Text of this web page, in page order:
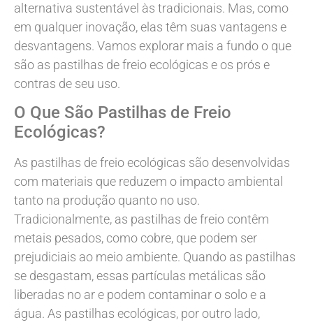
alternativa sustentável às tradicionais. Mas, como
em qualquer inovação, elas têm suas vantagens e
desvantagens. Vamos explorar mais a fundo o que
são as pastilhas de freio ecológicas e os prós e
contras de seu uso.
O Que São Pastilhas de Freio
Ecológicas?
As pastilhas de freio ecológicas são desenvolvidas
com materiais que reduzem o impacto ambiental
tanto na produção quanto no uso.
Tradicionalmente, as pastilhas de freio contêm
metais pesados, como cobre, que podem ser
prejudiciais ao meio ambiente. Quando as pastilhas
se desgastam, essas partículas metálicas são
liberadas no ar e podem contaminar o solo e a
água. As pastilhas ecológicas, por outro lado,